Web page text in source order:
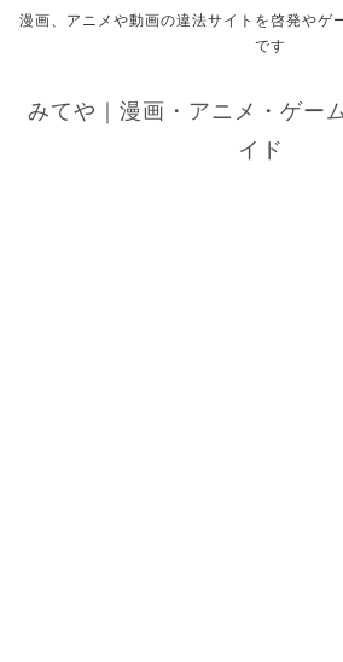
漫画、アニメや動画の違法サイトを啓発やゲ
です
みてや｜漫画・アニメ・ゲー
イド